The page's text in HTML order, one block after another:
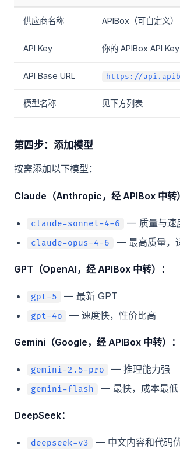
供应商名称 APIBox（可自定义）
API Key 你的 APIBox API Key
API Base URL https://
模型名称 见下方列表
第四步：添加模型
按需添加以下模型：
Claude（Anthropic，经 APIBox 中转
claude-sonnet-4-6 — 质量与速
claude-opus-4-6 — 最高质量，
GPT（OpenAI，经 APIBox 中转）：
gpt-5 — 最新 GPT
gpt-4o — 速度快，性价比高
Gemini（Google，经 APIBox 中转）：
gemini-2.5-pro — 推理能力强
gemini-flash — 最快，成本最低
DeepSeek：
deepseek-v3 — 中文内容和代码